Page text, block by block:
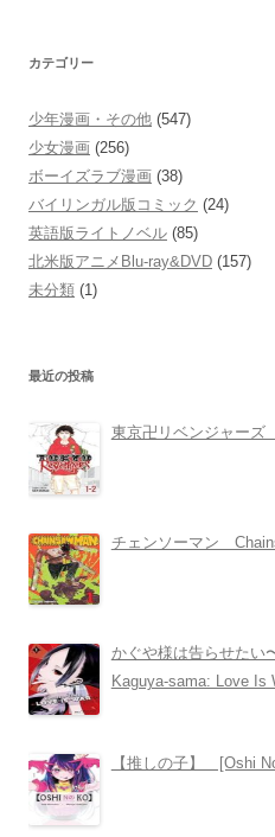
カテゴリー
少年漫画・その他 (547)
少女漫画 (256)
ボーイズラブ漫画 (38)
バイリンガル版コミック (24)
英語版ライトノベル (85)
北米版アニメBlu-ray&DVD (157)
未分類 (1)
最近の投稿
東京卍リベンジャー
チェンソーマン
かぐや様は告らせたい
Kaguya-sama: Love Is
【推しの子】 [Oshi